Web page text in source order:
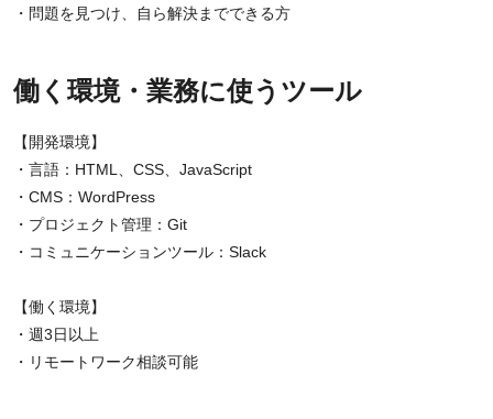
・問題を見つけ、自ら解決までできる方
働く環境・業務に使うツール
【開発環境】
・言語：HTML、CSS、JavaScript
・CMS：WordPress
・プロジェクト管理：Git
・コミュニケーションツール：Slack
【働く環境】
・週3日以上
・リモートワーク相談可能